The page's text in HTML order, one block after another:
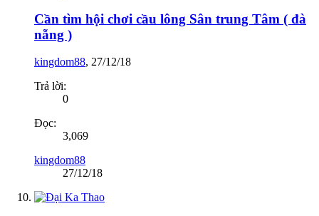
Cần tìm hội chơi cầu lông Sân trung Tâm ( đà
nẵng )
kingdom88, 27/12/18
Trả lời:
0
Đọc:
3,069
kingdom88
27/12/18